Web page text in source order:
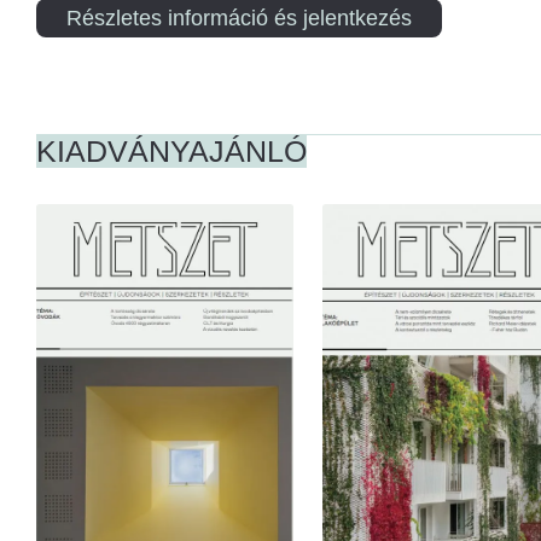
Részletes információ és jelentkezés
KIADVÁNYAJÁNLÓ